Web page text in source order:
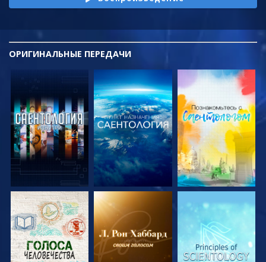
ОРИГИНАЛЬНЫЕ ПЕРЕДАЧИ
СМОТРЕТЬ
ПЕРЕДАЧИ
СМОТРЕТЬ
ПЕРЕДАЧИ
СМОТРЕТЬ
ПЕРЕДАЧИ